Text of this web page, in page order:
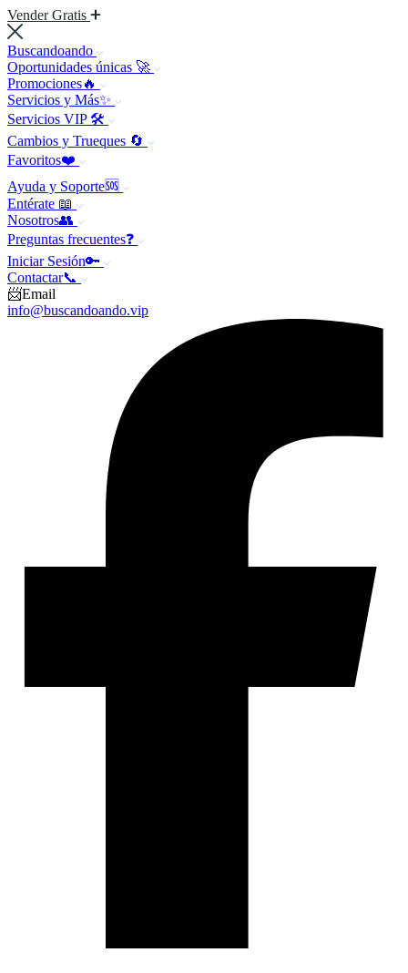
Vender Gratis
Buscandoando
Oportunidades únicas 🚀
Promociones🔥
Servicios y Más✨
Servicios VIP 🛠️
Cambios y Trueques 🔄
Favoritos❤️
Ayuda y Soporte🆘
Entérate 📖
Nosotros👥
Preguntas frecuentes❓
Iniciar Sesión🔑
Contactar📞
📨Email
info@buscandoando.vip